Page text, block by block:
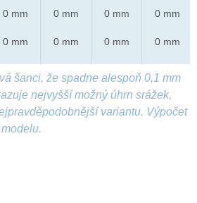
0 mm
0 mm
0 mm
0 mm
0 mm
0 mm
0 mm
0 mm
šanci, že spadne alespoň 0,1 mm
nejvyšší možný úhrn srážek,
variantu. Výpočet